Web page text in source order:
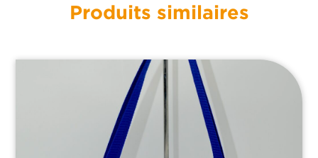
Produits similaires